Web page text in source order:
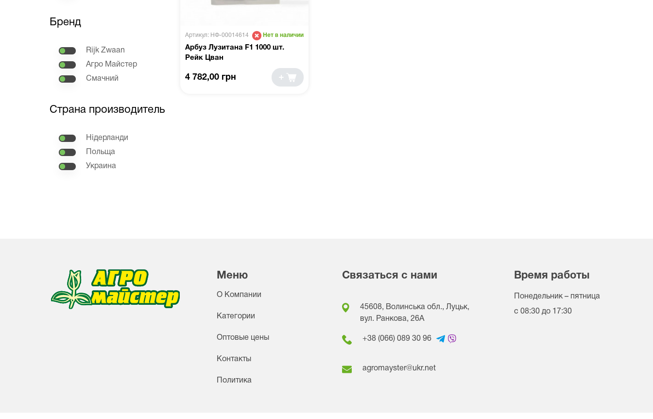
Бренд
Rijk Zwaan
Агро Майстер
Смачний
Страна производитель
Нідерланди
Польща
Украина
Артикул: НФ-00014614 Нет в наличии
Арбуз Лузитана F1 1000 шт.
Рейк Цван
4 782,00 грн
Меню
О Компании
Категории
Оптовые цены
Контакты
Политика
Связаться с нами
45608, Волинська обл., Луцьк,
вул. Ранкова, 26A
+38 (066) 089 30 96
agromayster@ukr.net
Время работы
Понедельник – пятница
с 08:30 до 17:30